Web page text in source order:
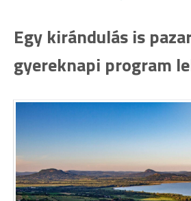
Egy kirándulás is
gyereknapi program